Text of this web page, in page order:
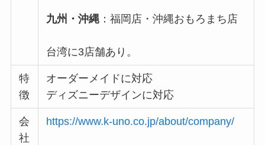
九州・沖縄 ：福岡店・沖縄おもろまち店
台湾に3店舗あり。
特
徴
オーダーメイドに対応
ディズニーデザインに対応
会
社
https://www.k-uno.co.jp/about/company/